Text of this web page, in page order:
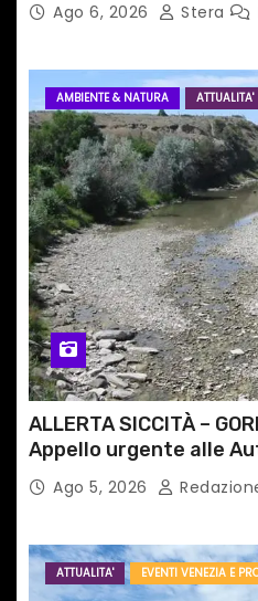
Ago 6, 2026 Stera
AMBIENTE & NATURA ATTUALITA'
ALLERTA SICCITÀ –
Appello urgente alle
Ago 5, 2026
ATTUALITA' EVENTI VENEZIA E